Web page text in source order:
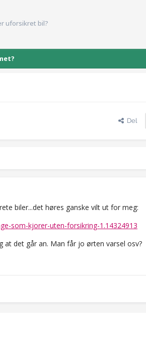
uforsikret bil?
Del
biler...det høres ganske vilt ut for meg:
som-kjorer-uten-forsikring-1.14324913
at det går an. Man får jo ørten varsel osv?